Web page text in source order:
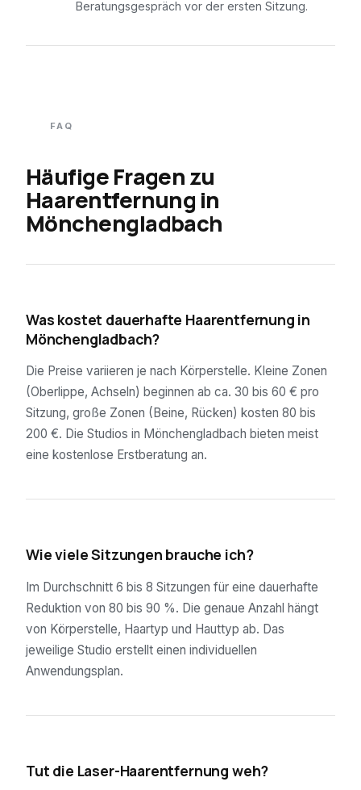
Beratungsgespräch vor der ersten Sitzung.
FAQ
Häufige Fragen zu
Haarentfernung in
Mönchengladbach
Was kostet dauerhafte Haarentfernung in
Mönchengladbach?
Die Preise variieren je nach Körperstelle. Kleine Zonen
(Oberlippe, Achseln) beginnen ab ca. 30 bis 60 € pro
Sitzung, große Zonen (Beine, Rücken) kosten 80 bis
200 €. Die Studios in Mönchengladbach bieten meist
eine kostenlose Erstberatung an.
Wie viele Sitzungen brauche ich?
Im Durchschnitt 6 bis 8 Sitzungen für eine dauerhafte
Reduktion von 80 bis 90 %. Die genaue Anzahl hängt
von Körperstelle, Haartyp und Hauttyp ab. Das
jeweilige Studio erstellt einen individuellen
Anwendungsplan.
Tut die Laser-Haarentfernung weh?